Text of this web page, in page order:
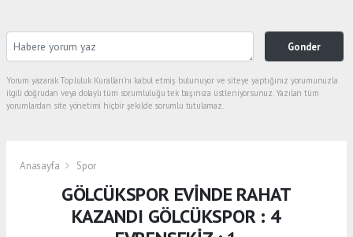
Gonder
Yorum yazarak Topluluk Kuralları’nı kabul etmiş bulunuyor ve siteye yaptığınız yorumunuzla
ilgili doğrudan veya dolaylı tüm sorumluluğu tek başınıza üstleniyorsunuz. Yazılan tüm
yorumlardan site yönetimi hiçbir şekilde sorumlu tutulamaz.
Anasayfa Spor
GÖLCÜKSPOR EVİNDE RAHAT
KAZANDI GÖLCÜKSPOR : 4